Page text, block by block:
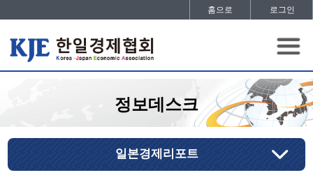
홈으로 로그인
정보데스크
일본경제리포트